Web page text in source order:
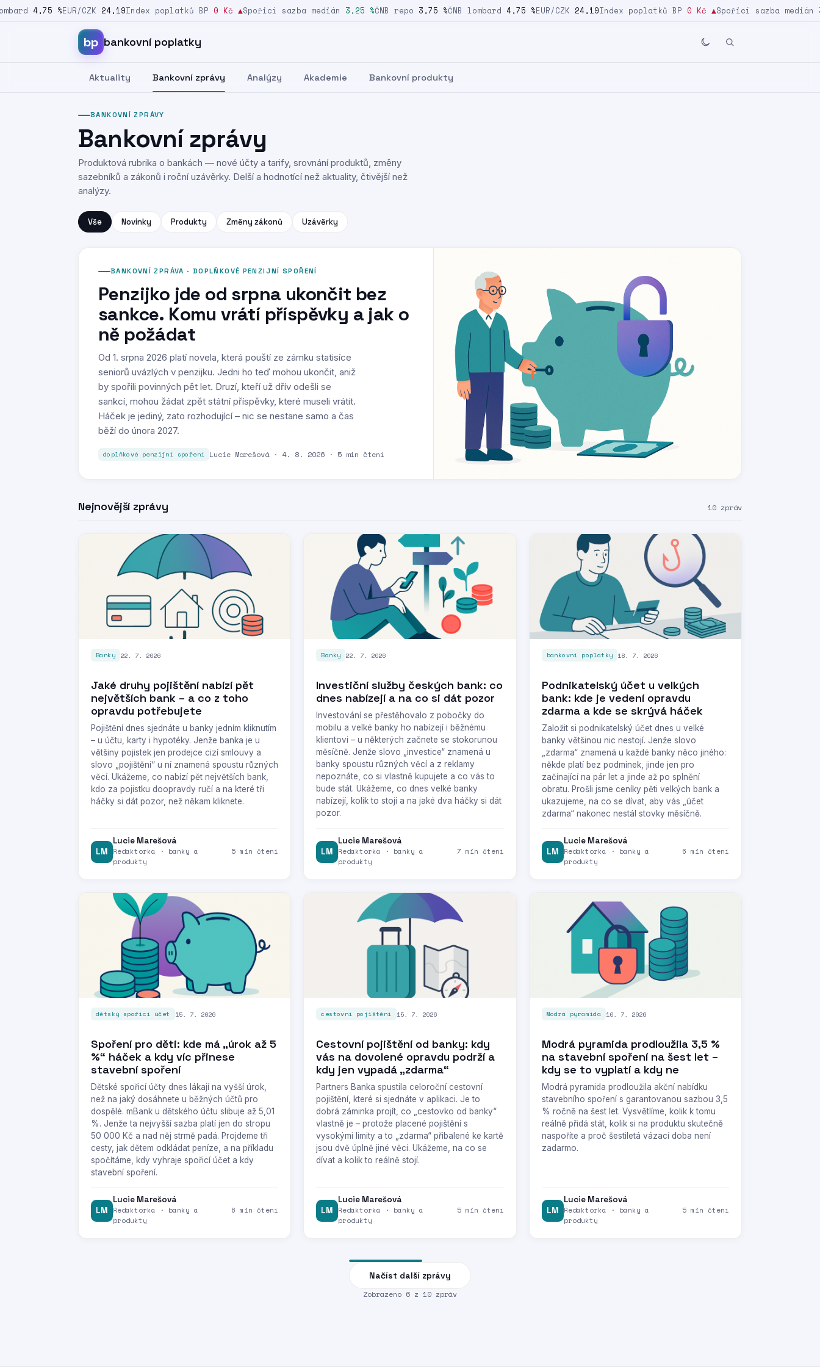
4,75 %EUR/CZK 24,19 Index poplatků BP 0 Kč ▲Spořicí sazba medián 3,25 %ČNB repo 3,75 %ČNB lombard 4,75 %EUR/CZK 24,19 Index poplatků BP 0 Kč ▲Spořicí sazba medián
Přeskočit na obsah
bp bankovní poplatky
Aktuality Bankovní zprávy Analýzy Akademie Bankovní produkty
BANKOVNÍ ZPRÁVY
Bankovní zprávy
Produktová rubrika o bankách — nové účty a tarify, srovnání produktů, změny
sazebníků a zákonů i roční uzávěrky. Delší a hodnotící než aktuality, čtivější než
analýzy.
Vše Novinky Produkty Změny zákonů Uzávěrky
BANKOVNÍ ZPRÁVA · DOPLŇKOVÉ PENZIJNÍ SPOŘENÍ
Penzijko jde od srpna ukončit bez
sankce. Komu vrátí příspěvky a jak o
ně požádat
Od 1. srpna 2026 platí novela, která pouští ze zámku statisíce
seniorů uvázlých v penzijku. Jedni ho teď mohou ukončit, aniž
by spořili povinných pět let. Druzí, kteří už dřív odešli se
sankcí, mohou žádat zpět státní příspěvky, které museli vrátit.
Háček je jediný, zato rozhodující – nic se nestane samo a čas
běží do února 2027.
doplňkové penzijní spoření Lucie Marešová · 4. 8. 2026 · 5 min čtení
Nejnovější zprávy 10 zpráv
Banky 22. 7. 2026
Jaké druhy pojištění nabízí pět
největších bank – a co z toho
opravdu potřebujete
Pojištění dnes sjednáte u banky jedním kliknutím
– u účtu, karty i hypotéky. Jenže banka je u
většiny pojistek jen prodejce cizí smlouvy a
slovo „pojištění“ u ní znamená spoustu různých
věcí. Ukážeme, co nabízí pět největších bank,
kdo za pojistku doopravdy ručí a na které tři
háčky si dát pozor, než někam kliknete.
LM
Lucie Marešová
Redaktorka · banky a
produkty
5 min čtení
Banky 22. 7. 2026
Investiční služby českých bank: co
dnes nabízejí a na co si dát pozor
Investování se přestěhovalo z pobočky do
mobilu a velké banky ho nabízejí i běžnému
klientovi – u některých začnete se stokorunou
měsíčně. Jenže slovo „investice“ znamená u
banky spoustu různých věcí a z reklamy
nepoznáte, co si vlastně kupujete a co vás to
bude stát. Ukážeme, co dnes velké banky
nabízejí, kolik to stojí a na jaké dva háčky si dát
pozor.
LM
Lucie Marešová
Redaktorka · banky a
produkty
7 min čtení
bankovní poplatky 18. 7. 2026
Podnikatelský účet u velkých
bank: kde je vedení opravdu
zdarma a kde se skrývá háček
Založit si podnikatelský účet dnes u velké
banky většinou nic nestojí. Jenže slovo
„zdarma“ znamená u každé banky něco jiného:
někde platí bez podmínek, jinde jen pro
začínající na pár let a jinde až po splnění
obratu. Prošli jsme ceníky pěti velkých bank a
ukazujeme, na co se dívat, aby vás „účet
zdarma“ nakonec nestál stovky měsíčně.
LM
Lucie Marešová
Redaktorka · banky a
produkty
6 min čtení
dětský spořicí účet 15. 7. 2026
Spoření pro děti: kde má „úrok až 5
%“ háček a kdy víc přinese
stavební spoření
Dětské spořicí účty dnes lákají na vyšší úrok,
než na jaký dosáhnete u běžných účtů pro
dospělé. mBank u dětského účtu slibuje až 5,01
%. Jenže ta nejvyšší sazba platí jen do stropu
50 000 Kč a nad něj strmě padá. Projdeme tři
cesty, jak dětem odkládat peníze, a na příkladu
spočítáme, kdy vyhraje spořicí účet a kdy
stavební spoření.
LM
Lucie Marešová
Redaktorka · banky a
produkty
6 min čtení
cestovní pojištění 15. 7. 2026
Cestovní pojištění od banky: kdy
vás na dovolené opravdu podrží a
kdy jen vypadá „zdarma“
Partners Banka spustila celoroční cestovní
pojištění, které si sjednáte v aplikaci. Je to
dobrá záminka projít, co „cestovko od banky“
vlastně je – protože placené pojištění s
vysokými limity a to „zdarma“ přibalené ke kartě
jsou dvě úplně jiné věci. Ukážeme, na co se
dívat a kolik to reálně stojí.
LM
Lucie Marešová
Redaktorka · banky a
produkty
5 min čtení
Modrá pyramida 10. 7. 2026
Modrá pyramida prodloužila 3,5 %
na stavební spoření na šest let –
kdy se to vyplatí a kdy ne
Modrá pyramida prodloužila akční nabídku
stavebního spoření s garantovanou sazbou 3,5
% ročně na šest let. Vysvětlíme, kolik k tomu
reálně přidá stát, kolik si na produktu skutečně
naspoříte a proč šestiletá vázací doba není
zadarmo.
LM
Lucie Marešová
Redaktorka · banky a
produkty
5 min čtení
Načíst další zprávy
Zobrazeno 6 z 10 zpráv